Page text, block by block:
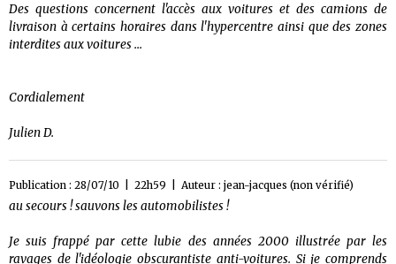
Des questions concernent l'accès aux voitures et des camions de
livraison à certains horaires dans l'hypercentre ainsi que des zones
interdites aux voitures ...
Cordialement
Julien D.
Publication : 28/07/10 | 22h59 | Auteur : jean-jacques (non vérifié)
au secours ! sauvons les automobilistes !
Je suis frappé par cette lubie des années 2000 illustrée par les
ravages de l'idéologie obscurantiste anti-voitures. Si je comprends